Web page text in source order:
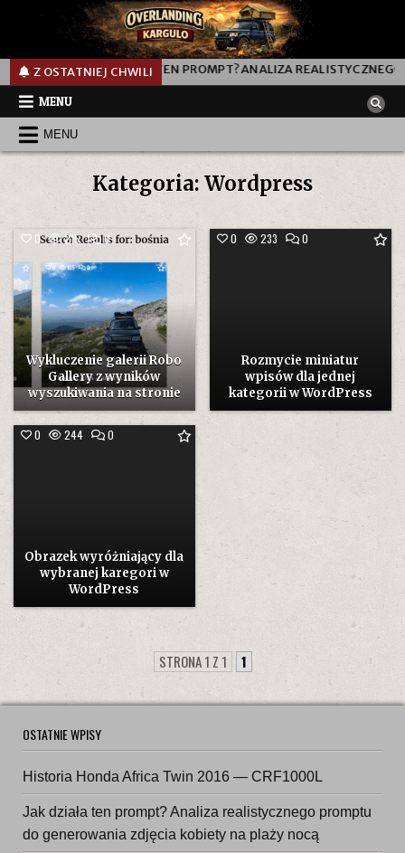
Z OSTATNIEJ CHWILI
JAK DZIAŁA TEN PROMPT? ANALIZA REALISTYCZNEGO
MENU
MENU
Kategoria: Wordpress
0 215 0COMMENT
ON
WYKLUCZENIE
ROBO
GALLERY
Z
WYNIKÓW
WYSZUKIWANIA
NA
STRONIE
Wykluczenie galerii Robo
Gallery z wyników
wyszukiwania na stronie
0 233 0
Rozmycie miniatur
wpisów dla jednej
kategorii w WordPress
0 244 0
Obrazek wyróżniający dla
wybranej karegori w
WordPress
STRONA 1 Z 1 1
OSTATNIE WPISY
Historia Honda Africa Twin 2016 — CRF1000L
Jak działa ten prompt? Analiza realistycznego promptu
do generowania zdjęcia kobiety na plaży nocą